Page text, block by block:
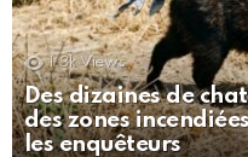
1.3k Views
Des dizaines de
des zones
les enquêteurs